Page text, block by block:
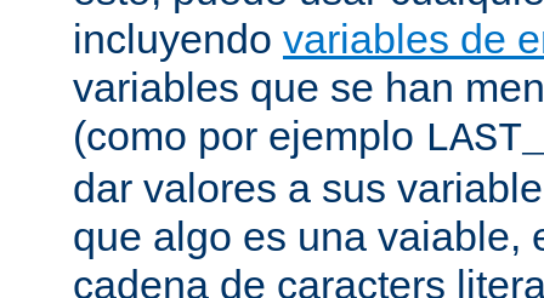
incluyendo variables de
variables que se han
(como por ejemplo
dar valores a sus
que algo es una vaiable,
cadena de caracters